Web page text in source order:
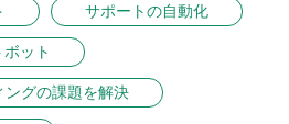
サポートの自動化
ット
ングの課題を解決